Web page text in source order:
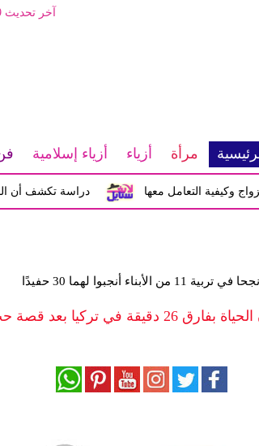
آخر تحديث GMT 19:10:39
مرأة أزياء أزياء إسلامية
دراسة تكشف أن الحمل التعامل معها
نجحا في تربية 11 من الأبناء أنجبوا لهما 30 حفيدًا
في تركيا بعد قصة حب 70 عامًا